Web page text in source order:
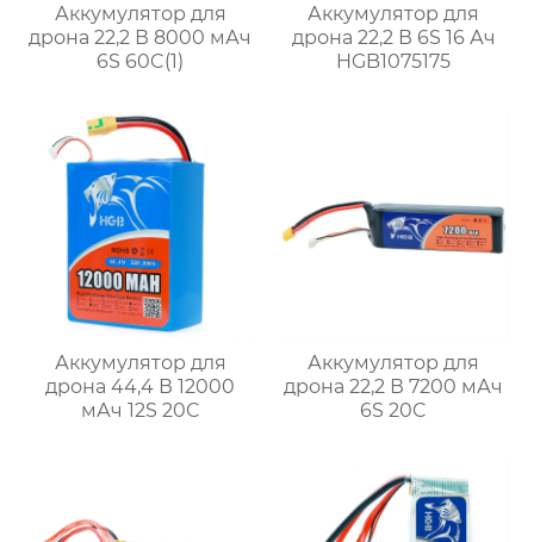
Аккумулятор для
дрона 22,2 В 8000 мАч
6S 60C(1)
Аккумулятор для
дрона 22,2 В 6S 16 Ач
HGB1075175
Аккумулятор для
дрона 44,4 В 12000
мАч 12S 20C
Аккумулятор для
дрона 22,2 В 7200 мАч
6S 20C